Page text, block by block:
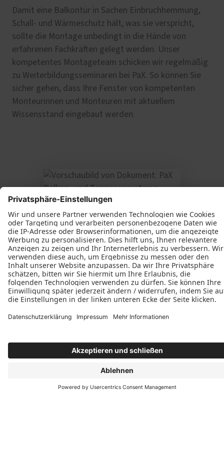
Damit eine Balkontür in Sachen Einbruchhemmung,
Schall- und Wärmeschutz hält, was sie verspricht,
sollte die Montage unbedingt in die Hände von
erfahrenen Fachkräften gelegt werden. Unser
kompetentes Montageteam schicken wir regelmäßig
zu Weiterbildungsseminaren bei PaX. So können Sie
sicher gehen, dass Ihre Fenster von kompetenten
Monteurinnen und Monteuren mit aktuellem
Wissensstand eingebaut werden.
Balkontüren von PaX
Sie möchten mehr über Ihre neue Balkontür erfahren?
Lesen Sie hier.
Herunterladen
Tischlerei & Restaurierung Andreas Hergert